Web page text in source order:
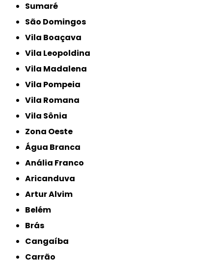
Sumaré
São Domingos
Vila Boaçava
Vila Leopoldina
Vila Madalena
Vila Pompeia
Vila Romana
Vila Sônia
Zona Oeste
Água Branca
Anália Franco
Aricanduva
Artur Alvim
Belém
Brás
Cangaíba
Carrão